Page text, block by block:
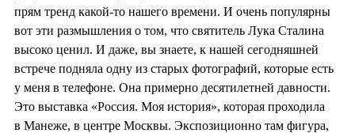
прям тренд какой-то нашего времени. И очень популярны
вот эти размышления о том, что святитель Лука Сталина
высоко ценил. И даже, вы знаете, к нашей сегодняшней
встрече подняла одну из старых фотографий, которые есть
у меня в телефоне. Она примерно десятилетней давности.
Это выставка «Россия. Моя история», которая проходила
в Манеже, в центре Москвы. Экспозиционно там фигура,